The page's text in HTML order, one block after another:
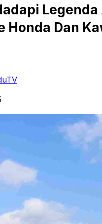
Legenda
Honda Dan